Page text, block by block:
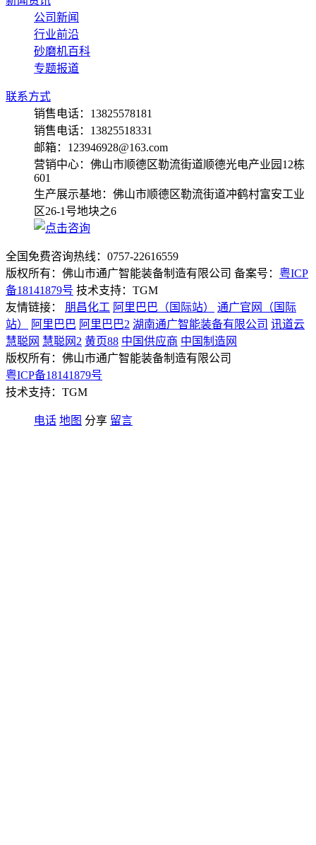
公司新闻
行业前沿
砂磨机百科
专题报道
联系方式
销售电话：13825578181
销售电话：13825518331
邮箱：123946928@163.com
营销中心：佛山市顺德区勒流街道顺德光电产业园12栋
601
生产展示基地：佛山市顺德区勒流街道冲鹤村富安工业
区26-1号地块之6
全国免费咨询热线： 0757-22616559
版权所有：佛山市通广智能装备制造有限公司 备案号： 粤ICP
备18141879号 技术支持：TGM
友情链接：
朋昌化工 阿里巴巴（国际站）
通广官网（国际
站）
阿里巴巴 阿里巴巴2 湖南通广智能装备有限公司 讯道云
慧聪网 慧聪网2 黄页88 中国供应商 中国制造网
版权所有：佛山市通广智能装备制造有限公司
粤ICP备18141879号
技术支持：TGM
电话 地图 分享 留言